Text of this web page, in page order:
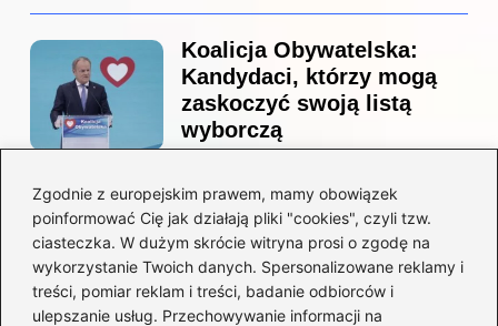
Zgodnie z europejskim prawem, mamy obowiązek
poinformować Cię jak działają pliki "cookies", czyli tzw.
ciasteczka. W dużym skrócie witryna prosi o zgodę na
wykorzystanie Twoich danych. Spersonalizowane reklamy i
treści, pomiar reklam i treści, badanie odbiorców i
ulepszanie usług. Przechowywanie informacji na
Koalicja Obywatelska:
Kandydaci, którzy mogą
zaskoczyć swoją listą
wyborczą
Co naprawdę sprzedał
Tusk? Zaskakujące kulisy
wyprzedaży spółek
państwowych